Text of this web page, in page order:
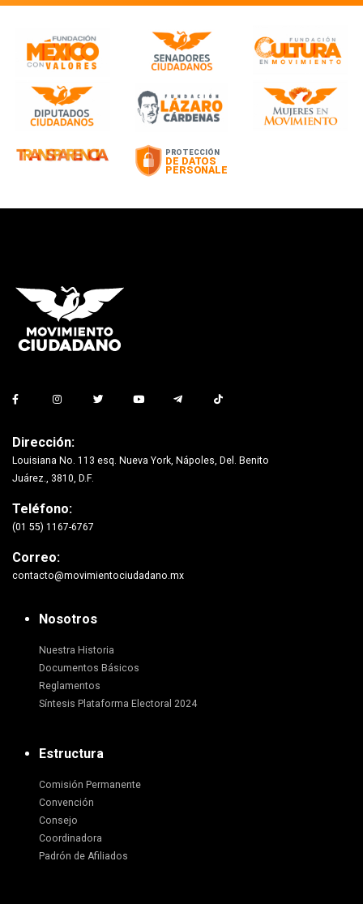
Dirección:
Louisiana No. 113 esq. Nueva York, Nápoles, Del. Benito
Juárez., 3810, D.F.
Teléfono:
(01 55) 1167-6767
Correo:
contacto@movimientociudadano.mx
Nosotros
Nuestra Historia
Documentos Básicos
Reglamentos
Síntesis Plataforma Electoral 2024
Estructura
Comisión Permanente
Convención
Consejo
Coordinadora
Padrón de Afiliados